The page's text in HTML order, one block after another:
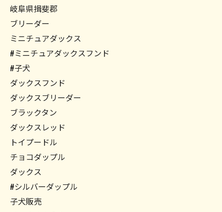
岐阜県揖斐郡
ブリーダー
ミニチュアダックス
#ミニチュアダックスフンド
#子犬
ダックスフンド
ダックスブリーダー
ブラックタン
ダックスレッド
トイプードル
チョコダップル
ダックス
#シルバーダップル
子犬販売